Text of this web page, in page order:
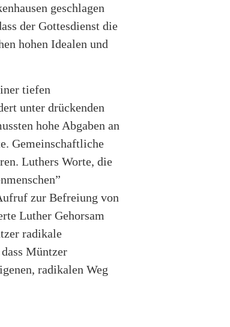
geschlagen
der Gottesdienst die
hohen Idealen und
tiefen
unter drückenden
hohe Abgaben an
Gemeinschaftliche
Luthers Worte, die
zur Befreiung von
Luther Gehorsam
radikale
Müntzer
radikalen Weg